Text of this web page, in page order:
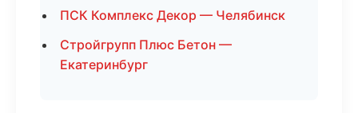
ПСК Комплекс Декор — Челябинск
Стройгрупп Плюс Бетон —
Екатеринбург